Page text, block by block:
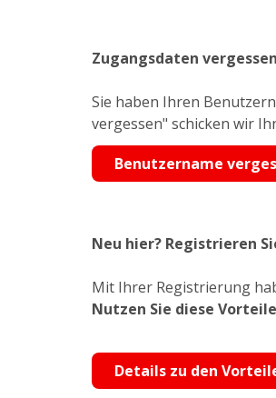
Zugangsdaten
Sie haben Ihren
vergessen" schicken wir
Benutzername
Neu hier? Registrieren
Mit Ihrer Registrierung
Nutzen Sie diese
Details zu den